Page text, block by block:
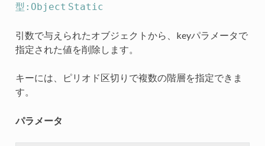
型:Object Static
引数で与えられたオブジェクトから、keyパラメータで
指定された値を削除します。
キーには、ピリオド区切りで複数の階層を指定できま
す。
パラメータ